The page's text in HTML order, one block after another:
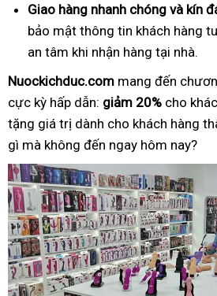
Giao hàng nhanh chóng và kín
bảo mật thông tin khách hàng
an tâm khi nhận hàng tại nhà.
Nuockichduc.com mang đến
cực kỳ hấp dẫn: giảm 20% cho
tặng giá trị dành cho khách hàng
gì mà không đến ngay hôm nay?